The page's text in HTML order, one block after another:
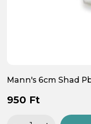
Mann's 6cm Shad
950 Ft